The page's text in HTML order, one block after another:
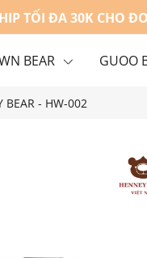
TỐI ĐA 30K CHO
BEAR GUOO
- HW-002